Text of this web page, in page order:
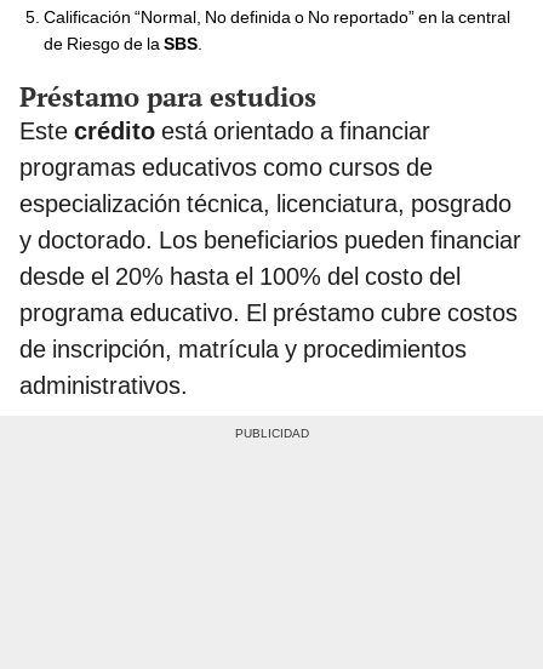
Calificación “Normal, No definida o No reportado” en la central
de Riesgo de laSBS.
Préstamo para estudios
Este crédito está orientado a financiar
programas educativos como cursos de
especialización técnica, licenciatura, posgrado
y doctorado. Los beneficiarios pueden financiar
desde el 20% hasta el 100% del costo del
programa educativo. El préstamo cubre costos
de inscripción, matrícula y procedimientos
administrativos.